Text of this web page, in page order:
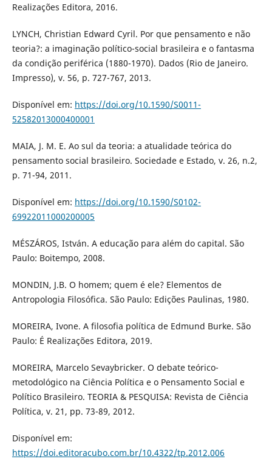
Realizações Editora, 2016.
LYNCH, Christian Edward Cyril. Por que pensamento e não
teoria?: a imaginação político-social brasileira e o fantasma
da condição periférica (1880-1970). Dados (Rio de Janeiro.
Impresso), v. 56, p. 727-767, 2013.
Disponível em: https://doi.org/10.1590/S0011-
52582013000400001
MAIA, J. M. E. Ao sul da teoria: a atualidade teórica do
pensamento social brasileiro. Sociedade e Estado, v. 26, n.2,
p. 71-94, 2011.
Disponível em: https://doi.org/10.1590/S0102-
69922011000200005
MÉSZÁROS, István. A educação para além do capital. São
Paulo: Boitempo, 2008.
MONDIN, J.B. O homem; quem é ele? Elementos de
Antropologia Filosófica. São Paulo: Edições Paulinas, 1980.
MOREIRA, Ivone. A filosofia política de Edmund Burke. São
Paulo: É Realizações Editora, 2019.
MOREIRA, Marcelo Sevaybricker. O debate teórico-
metodológico na Ciência Política e o Pensamento Social e
Político Brasileiro. TEORIA & PESQUISA: Revista de Ciência
Política, v. 21, pp. 73-89, 2012.
Disponível em:
https://doi.editoracubo.com.br/10.4322/tp.2012.006